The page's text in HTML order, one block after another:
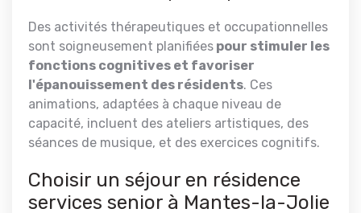
Des activités thérapeutiques et occupationnelles
sont soigneusement planifiées pour stimuler les
fonctions cognitives et favoriser
l'épanouissement des résidents. Ces
animations, adaptées à chaque niveau de
capacité, incluent des ateliers artistiques, des
séances de musique, et des exercices cognitifs.
Choisir un séjour en résidence
services senior à Mantes-la-Jolie